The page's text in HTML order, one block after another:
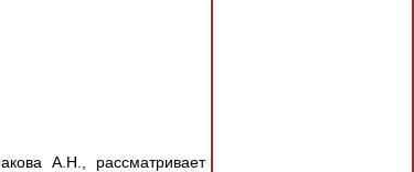
А.Н., рассматривает